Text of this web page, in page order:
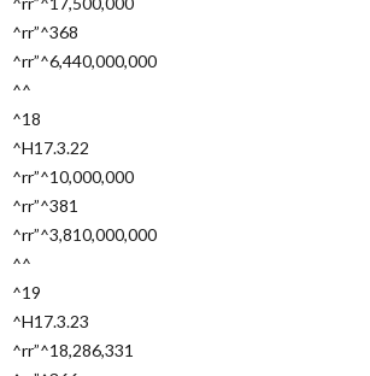
^rr”^368
^rr”^6,440,000,000
^^
^18
^H17.3.22
^rr”^10,000,000
^rr”^381
^rr”^3,810,000,000
^^
^19
^H17.3.23
^rr”^18,286,331